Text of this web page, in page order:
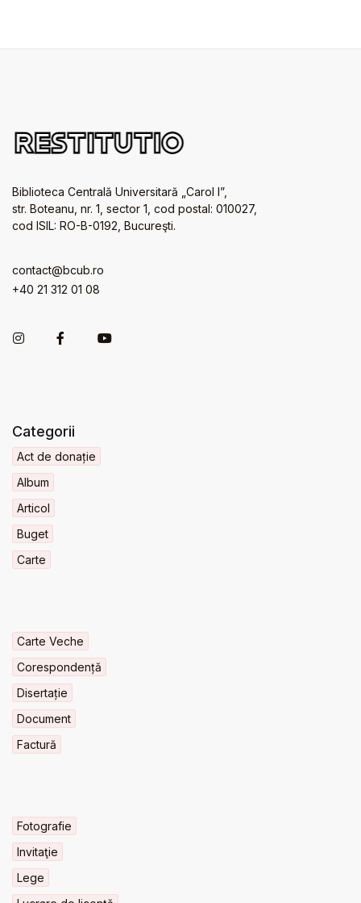
Biblioteca Centrală Universitară „Carol I”,
str. Boteanu, nr. 1, sector 1, cod postal: 010027,
cod ISIL: RO-B-0192, Bucureşti.
contact@bcub.ro
+40 21 312 01 08
Categorii
Act de donație
Album
Articol
Buget
Carte
Carte Veche
Corespondență
Disertație
Document
Factură
Fotografie
Invitaţie
Lege